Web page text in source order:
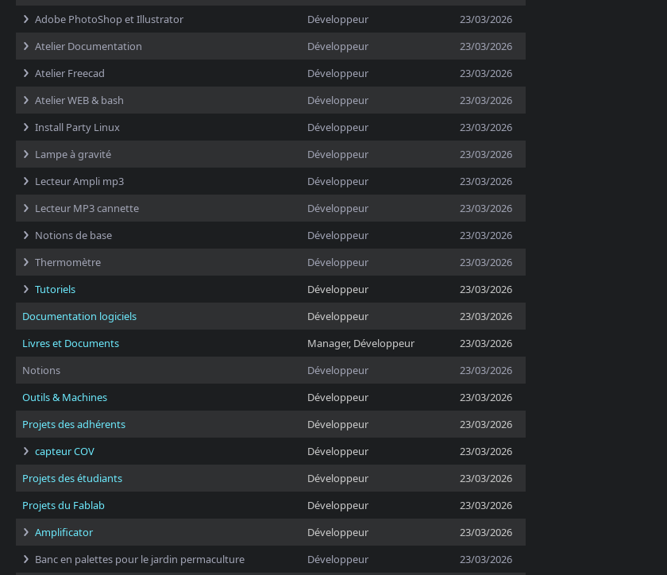
Adobe PhotoShop et Illustrator
Développeur
23/03/2026
Atelier Documentation
Développeur
23/03/2026
Atelier Freecad
Développeur
23/03/2026
Atelier WEB & bash
Développeur
23/03/2026
Install Party Linux
Développeur
23/03/2026
Lampe à gravité
Développeur
23/03/2026
Lecteur Ampli mp3
Développeur
23/03/2026
Lecteur MP3 cannette
Développeur
23/03/2026
Notions de base
Développeur
23/03/2026
Thermomètre
Développeur
23/03/2026
Tutoriels
Développeur
23/03/2026
Documentation logiciels
Développeur
23/03/2026
Livres et Documents
Manager, Développeur
23/03/2026
Notions
Développeur
23/03/2026
Outils & Machines
Développeur
23/03/2026
Projets des adhérents
Développeur
23/03/2026
capteur COV
Développeur
23/03/2026
Projets des étudiants
Développeur
23/03/2026
Projets du Fablab
Développeur
23/03/2026
Amplificator
Développeur
23/03/2026
Banc en palettes pour le jardin permaculture
Développeur 23/03/2026